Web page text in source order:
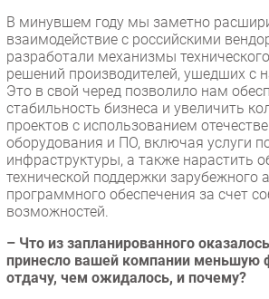
В минувшем году мы заметно
взаимодействие с российскими
разработали механизмы
решений производителей, ушедших с
Это в свой черед позволило нам
стабильность бизнеса и увеличить
проектов с использованием
оборудования и ПО, включая услуги
инфраструктуры, а также нарастить
технической поддержки зарубежного
программного обеспечения за счет
возможностей.
– Что из запланированного
принесло вашей компании меньшую
отдачу, чем ожидалось, и почему?